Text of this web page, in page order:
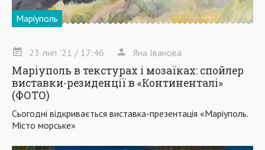
Маріуполь
23 лип '21 / 17:46 Яна Іванова
Маріуполь в текстурах і мозаїках: спойлер
виставки-резиденції в «Континенталі»
(ФОТО)
Сьогодні відкривається виставка-презентація «Маріуполь.
Місто морське»